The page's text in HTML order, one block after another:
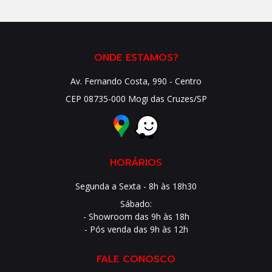
ONDE ESTAMOS?
Av. Fernando Costa, 990 - Centro
CEP 08735-000 Mogi das Cruzes/SP
HORÁRIOS
Segunda a Sexta - 8h às 18h30
Sábado:
- Showroom das 9h às 18h
- Pós venda das 9h às 12h
FALE CONOSCO